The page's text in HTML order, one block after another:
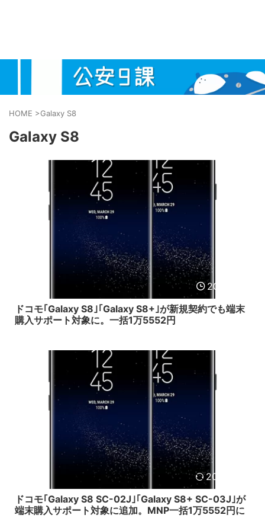
HOME >Galaxy S8
Galaxy S8
2018/1/19
ドコモ｢Galaxy S8｣｢Galaxy S8+｣が新規契約でも端末
購入サポート対象に。一括1万5552円
2017/12/2
ドコモ｢Galaxy S8 SC-02J｣｢Galaxy S8+ SC-03J｣が
端末購入サポート対象に追加。MNP一括1万5552円に